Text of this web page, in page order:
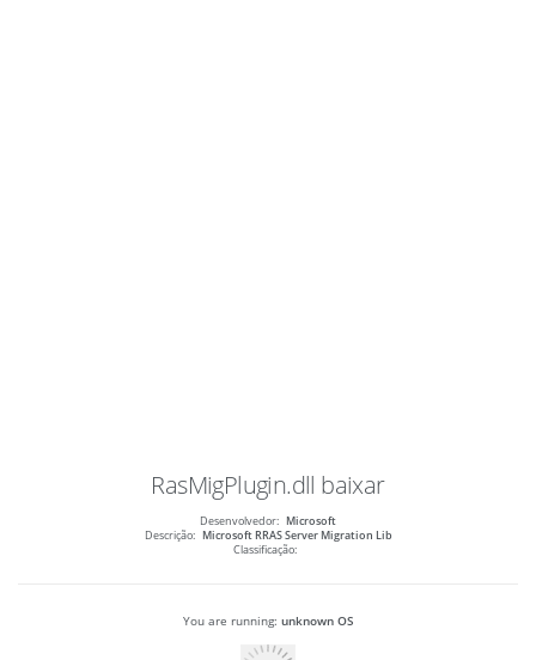
RasMigPlugin.dll baixar
Desenvolvedor: Microsoft
Descrição: Microsoft RRAS Server Migration Lib
Classificação:
You are running: unknown OS